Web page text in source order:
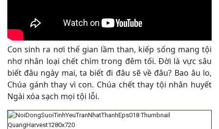
Con sinh ra nơi thế gian lầm than, kiếp sống mang tội
nhơ nhân loại chết chìm trong đêm tối. Đời là vực sâu
biết đâu ngày mai, ta biết đi đâu sẽ về đâu? Bao âu lo,
Chúa gánh thay vì con. Chúa chết thay tội nhân huyết
Ngài xóa sạch mọi tội lỗi.